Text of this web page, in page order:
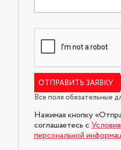
ОТПРАВИТЬ ЗАЯВКУ
Все поля обязательные
Нажимая кнопку
соглашаетесь с
персональной